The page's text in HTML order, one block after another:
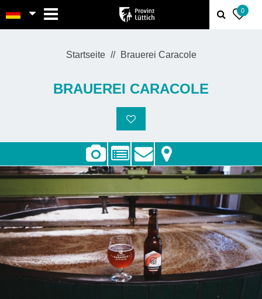
0
Startseite Brauerei Caracole
BRAUEREI CARACOLE